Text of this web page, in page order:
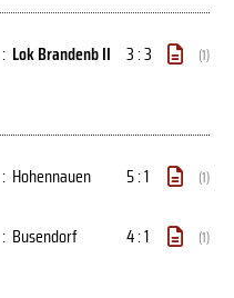
: Lok Brandenb II 3 : 3 (1)
: Hohennauen 5 : 1 (1)
: Busendorf 4 : 1 (1)